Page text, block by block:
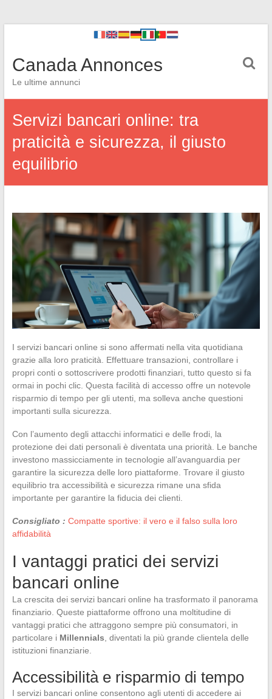
Canada Annonces
Le ultime annunci
Servizi bancari online: tra
praticità e sicurezza, il giusto
equilibrio
I servizi bancari online si sono affermati nella vita quotidiana
grazie alla loro praticità. Effettuare transazioni, controllare i
propri conti o sottoscrivere prodotti finanziari, tutto questo si fa
ormai in pochi clic. Questa facilità di accesso offre un notevole
risparmio di tempo per gli utenti, ma solleva anche questioni
importanti sulla sicurezza.
Con l’aumento degli attacchi informatici e delle frodi, la
protezione dei dati personali è diventata una priorità. Le banche
investono massicciamente in tecnologie all’avanguardia per
garantire la sicurezza delle loro piattaforme. Trovare il giusto
equilibrio tra accessibilità e sicurezza rimane una sfida
importante per garantire la fiducia dei clienti.
Consigliato : Compatte sportive: il vero e il falso sulla loro
affidabilità
I vantaggi pratici dei servizi
bancari online
La crescita dei servizi bancari online ha trasformato il panorama
finanziario. Queste piattaforme offrono una moltitudine di
vantaggi pratici che attraggono sempre più consumatori, in
particolare i Millennials , diventati la più grande clientela delle
istituzioni finanziarie.
Accessibilità e risparmio di tempo
I servizi bancari online consentono agli utenti di accedere ai